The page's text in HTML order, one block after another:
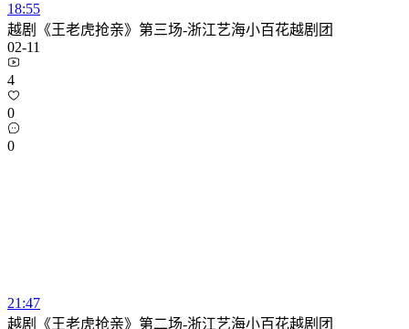
18:55
越剧《王老虎抢亲》第三场-浙江艺海小百花越剧团
02-11
4
0
0
21:47
越剧《王老虎抢亲》第二场-浙江艺海小百花越剧团